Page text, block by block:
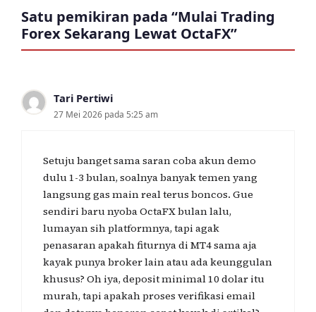
Satu pemikiran pada “Mulai Trading
Forex Sekarang Lewat OctaFX”
Tari Pertiwi
27 Mei 2026 pada 5:25 am
Setuju banget sama saran coba akun demo
dulu 1-3 bulan, soalnya banyak temen yang
langsung gas main real terus boncos. Gue
sendiri baru nyoba OctaFX bulan lalu,
lumayan sih platformnya, tapi agak
penasaran apakah fiturnya di MT4 sama aja
kayak punya broker lain atau ada keunggulan
khusus? Oh iya, deposit minimal 10 dolar itu
murah, tapi apakah proses verifikasi email